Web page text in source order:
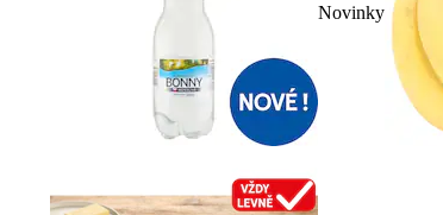
Novinky